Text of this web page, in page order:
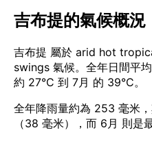
吉布提的氣候概況
吉布提 屬於 arid hot
swings 氣候。全年日間平
約 27°C 到 7月 的 39°C。
全年降雨量約為 253 毫米
（38 毫米），而 6月 則是